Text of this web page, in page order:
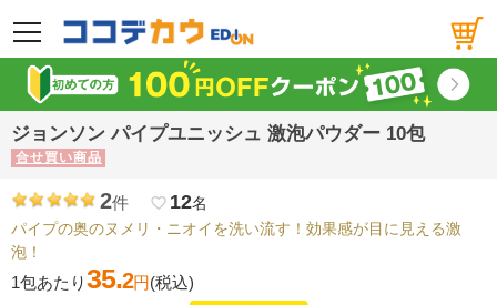
メニュー
ジョンソン パイプユニッシュ 激泡パウダー 10包
合せ買い商品
2件 favorite_border 12名
パイプの奥のヌメリ・ニオイを洗い流す！効果感が目に見える激
泡！
1包あたり35.2円(税込)